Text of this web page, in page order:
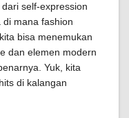
self-expression
mana fashion
bisa menemukan
dan elemen modern
Yuk, kita
di kalangan